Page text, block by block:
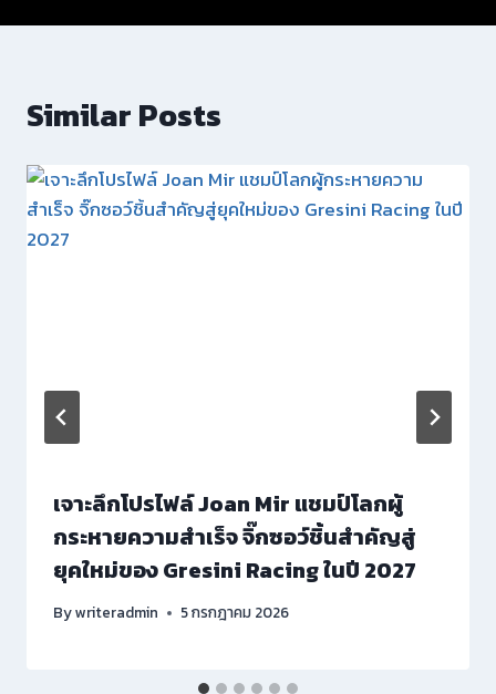
Similar Posts
เจาะลึกโปรไฟล์ Joan Mir แชมป์โลกผู้
กระหายความสำเร็จ จิ๊กซอว์ชิ้นสำคัญสู่
ยุคใหม่ของ Gresini Racing ในปี 2027
Bywriteradmin 5 กรกฎาคม 2026